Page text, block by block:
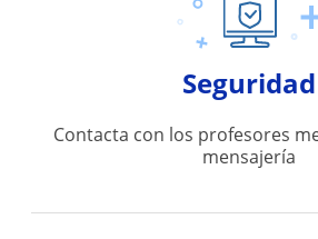
Seguridad
Contacta con los profesores
mensajería